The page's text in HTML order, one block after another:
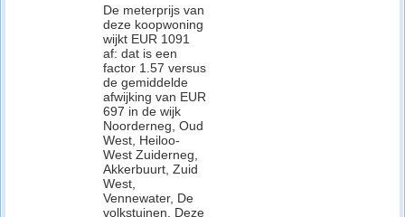
De meterprijs van
deze koopwoning
wijkt EUR 1091
af: dat is een
factor 1.57 versus
de gemiddelde
afwijking van EUR
697 in de wijk
Noorderneg, Oud
West, Heiloo-
West Zuiderneg,
Akkerbuurt, Zuid
West,
Vennewater, De
volkstuinen. Deze